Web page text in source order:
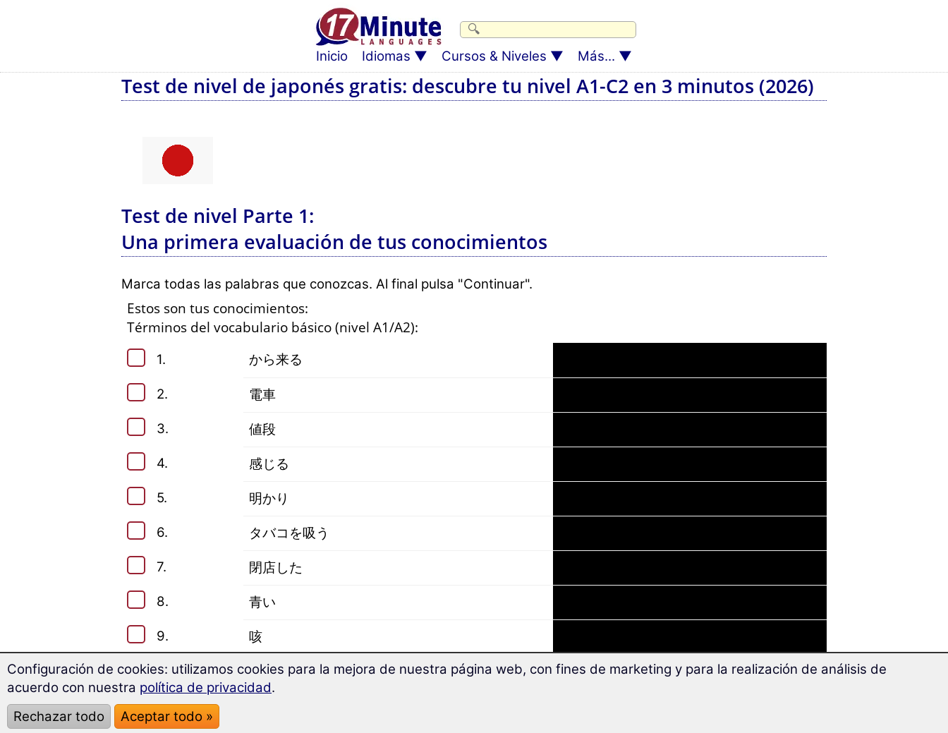
Inicio Idiomas Cursos & Niveles Más...
Test de nivel de japonés gratis: descubre tu nivel A1-C2 en 3 minutos (2026)
Test de nivel Parte 1:
Una primera evaluación de tus conocimientos
Marca todas las palabras que conozcas. Al final pulsa "Continuar".
Estos son tus conocimientos:
Términos del vocabulario básico (nivel A1/A2):
1. から来る
2. 電車
3. 値段
4. 感じる
5. 明かり
6. タバコを吸う
7. 閉店した
8. 青い
9. 咳
10. 名前
Configuración de cookies: utilizamos cookies para la mejora de nuestra página web, con fines de marketing y para la realización de análisis de
acuerdo con nuestra política de privacidad.
Rechazar todo
Aceptar todo »